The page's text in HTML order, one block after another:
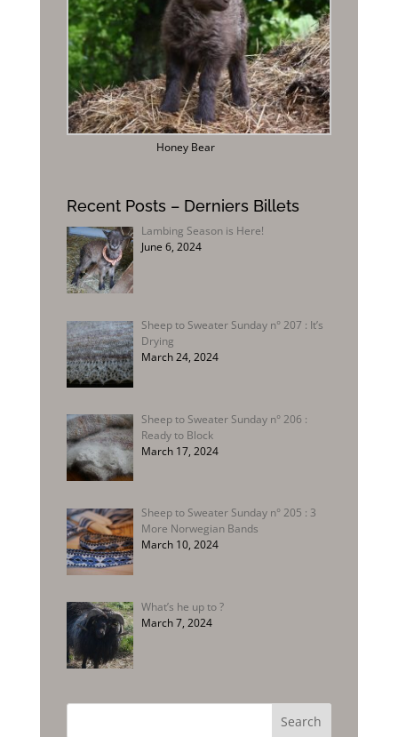
Honey Bear
Recent Posts – Derniers Billets
Lambing Season is Here!
June 6, 2024
Sheep to Sweater Sunday n° 207 : It’s
Drying
March 24, 2024
Sheep to Sweater Sunday n° 206 :
Ready to Block
March 17, 2024
Sheep to Sweater Sunday n° 205 : 3
More Norwegian Bands
March 10, 2024
What’s he up to ?
March 7, 2024